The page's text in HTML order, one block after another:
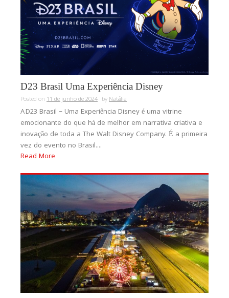
D23 Brasil Uma Experiência Disney
Posted on 11 de junho de 2024 byNatália
A D23 Brasil – Uma Experiência Disney é uma vitrine
emocionante do que há de melhor em narrativa criativa e
inovação de toda a The Walt Disney Company. É a primeira
vez do evento no Brasil....
Read More